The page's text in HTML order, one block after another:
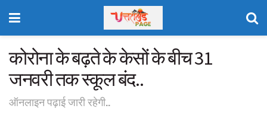
कोरोना के बढ़ते के केसों के बीच 31
जनवरी तक स्कूल बंद..
ऑनलाइन पढ़ाई जारी रहेगी..